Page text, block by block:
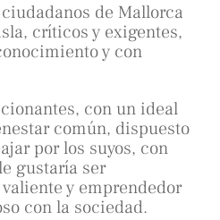
de Mallorca
críticos y exigentes,
y con
con un ideal
común, dispuesto
por los suyos, con
gustaría ser
y emprendedor
con la sociedad.